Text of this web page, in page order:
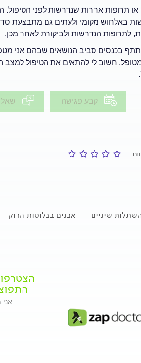
או תרופות אחרות שנדרשות לפני
באלחוש מקומי ולעתים גם מתבצעת
לתרופות הנדרשות ולביקורת לאחר מכן.
בכנסים סביב הנושאים שבהם אני
חשוב לי להתאים את הטיפול
קבע פגישה שאל
השתלות שיניים אבנים בבלוטות הרוק